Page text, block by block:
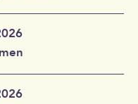
Gambe, Gesang |
| Jan Geisler –
Vandrich –
– Gesang, Melodica |